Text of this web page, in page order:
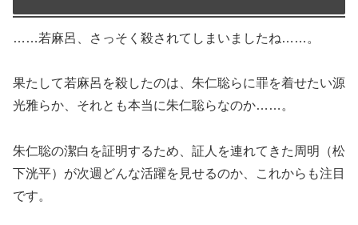
……若麻呂、さっそく殺されてしまいましたね……。
果たして若麻呂を殺したのは、朱仁聡らに罪を着せたい源
光雅らか、それとも本当に朱仁聡らなのか……。
朱仁聡の潔白を証明するため、証人を連れてきた周明（松
下洸平）が次週どんな活躍を見せるのか、これからも注目
です。